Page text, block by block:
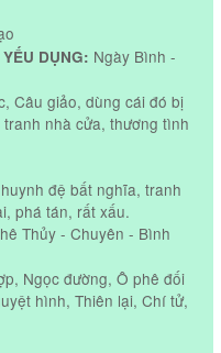
DỤNG: Ngày Bình -
Câu giảo, dùng cái đó bị
nhà cửa, thương tình
đệ bất nghĩa, tranh
phá tán, rất xấu.
Thủy - Chuyên - Bình
Ngọc đường, Ô phê đối
hình, Thiên lại, Chí tử,